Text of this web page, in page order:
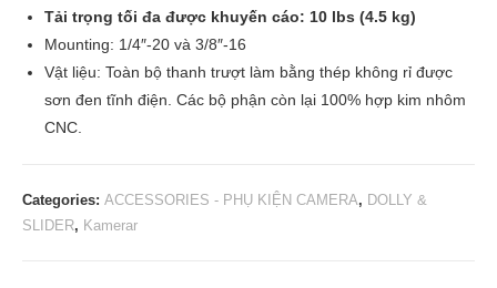
Tải trọng tối đa được khuyến cáo: 10 lbs (4.5 kg)
Mounting: 1/4″-20 và 3/8″-16
Vật liệu: Toàn bộ thanh trượt làm bằng thép không rỉ được
sơn đen tĩnh điện. Các bộ phận còn lại 100% hợp kim nhôm
CNC.
Categories: ACCESSORIES - PHỤ KIỆN CAMERA, DOLLY &
SLIDER, Kamerar